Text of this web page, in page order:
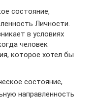
состояние,
Личности.
в условиях
человек
которое хотел бы
состояние,
направленность